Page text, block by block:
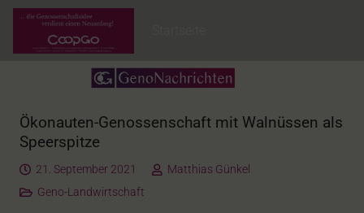
Ökonauten-Genossenschaft mit Walnüssen als
Speerspitze
21. September 2021
Matthias Günkel
Geno-Landwirtschaft